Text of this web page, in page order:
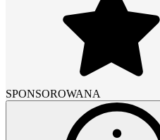
SPONSOROWANA